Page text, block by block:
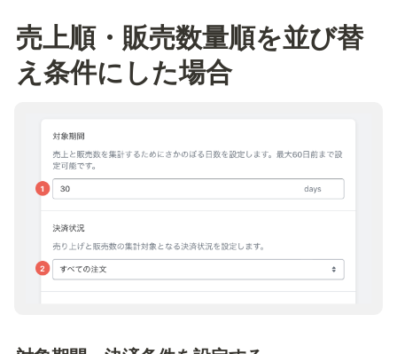
売上順・販売数量順を並び替
え条件にした場合